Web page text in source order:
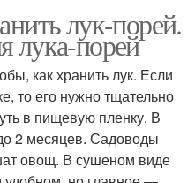
лук-порей.
лука-порей
как хранить лук. Если
то его нужно тщательно
в пищевую пленку. В
2 месяцев. Садоводы
овощ. В сушеном виде